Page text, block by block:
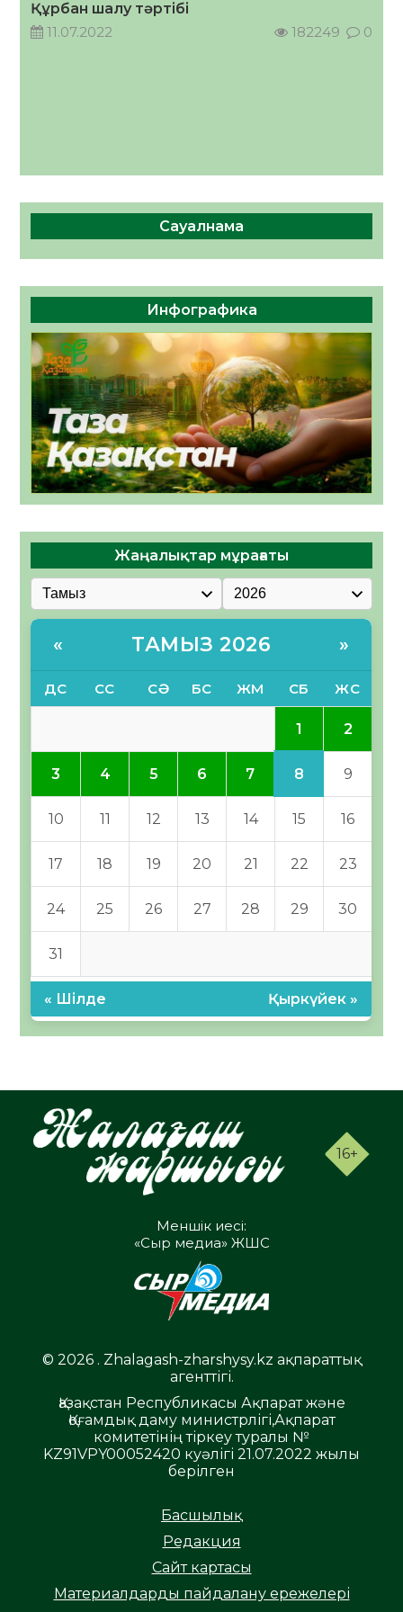
Құрбан шалу тәртібі
11.07.2022
182249 0
Сауалнама
Инфографика
Жаңалықтар мұрағаты
« ТАМЫЗ 2026 »
ДС СС СӘ БС ЖМ СБ ЖС
1 2
3 4 5 6 7 8 9
10 11 12 13 14 15 16
17 18 19 20 21 22 23
24 25 26 27 28 29 30
31
« Шілде Қыркүйек »
16+
Меншік иесі:
«Сыр медиа» ЖШС
© 2026 . Zhalagash-zharshysy.kz ақпараттық
агенттігі.
Қазақстан Республикасы Ақпарат және
Қоғамдық даму министрлігі,Ақпарат
комитетінің тіркеу туралы №
KZ91VPY00052420 куәлігі 21.07.2022 жылы
берілген
Басшылық
Редакция
Сайт картасы
Материалдарды пайдалану ережелері